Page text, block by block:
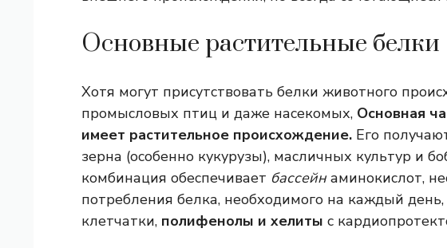
Основные растительные белки
Хотя могут присутствовать белки животного
промысловых птиц и даже насекомых, Основная
имеет растительное происхождение. Его
зерна (особенно кукурузы), масличных культур и
комбинация обеспечивает бассейнаминокислот,
потребления белка, необходимого на каждый
клетчатки, полифенолы и хелиты с